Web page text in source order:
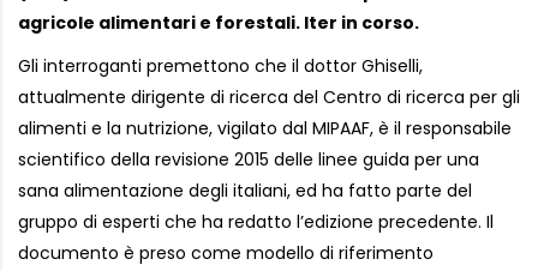
agricole alimentari e forestali. Iter in corso.
Gli interroganti premettono che il dottor Ghiselli,
attualmente dirigente di ricerca del Centro di ricerca per gli
alimenti e la nutrizione, vigilato dal MIPAAF, è il responsabile
scientifico della revisione 2015 delle linee guida per una
sana alimentazione degli italiani, ed ha fatto parte del
gruppo di esperti che ha redatto l’edizione precedente. Il
documento è preso come modello di riferimento